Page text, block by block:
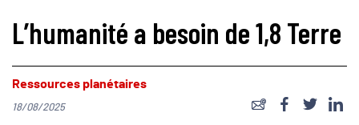
L’humanité a besoin de 1,8 Terre
Ressources planétaires
18/08/2025